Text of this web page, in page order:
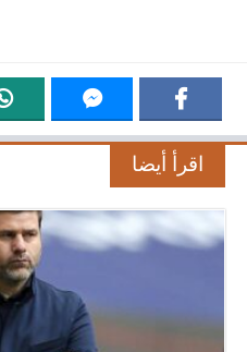
اقرأ أيضا